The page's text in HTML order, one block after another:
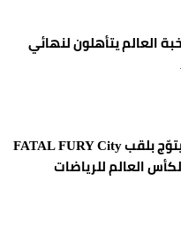
العالم يتأهلون لنهائي
الياباني GO1 يتوّج بلقب FATAL FURY City
of the Wolves لكأس العالم للرياضات